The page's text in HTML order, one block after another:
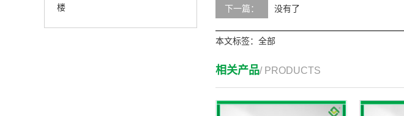
楼 下一篇： 没有了
本文标签： 全部
相关产品/ PRODUCTS